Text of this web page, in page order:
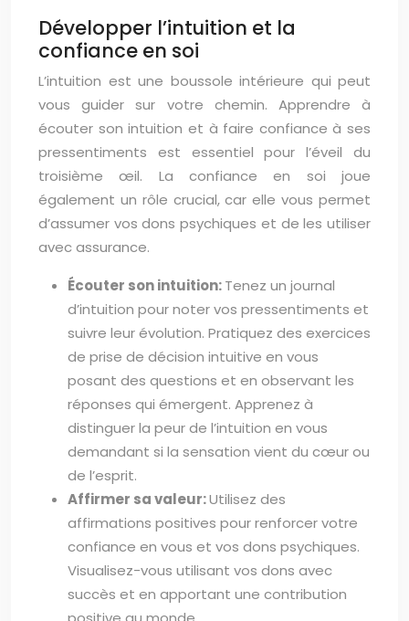
Développer l’intuition et la
confiance en soi
L’intuition est une boussole intérieure qui peut
vous guider sur votre chemin. Apprendre à
écouter son intuition et à faire confiance à ses
pressentiments est essentiel pour l’éveil du
troisième œil. La confiance en soi joue
également un rôle crucial, car elle vous permet
d’assumer vos dons psychiques et de les utiliser
avec assurance.
Écouter son intuition:Tenez un journal
d’intuition pour noter vos pressentiments et
suivre leur évolution. Pratiquez des exercices
de prise de décision intuitive en vous
posant des questions et en observant les
réponses qui émergent. Apprenez à
distinguer la peur de l’intuition en vous
demandant si la sensation vient du cœur ou
de l’esprit.
Affirmer sa valeur:Utilisez des
affirmations positives pour renforcer votre
confiance en vous et vos dons psychiques.
Visualisez-vous utilisant vos dons avec
succès et en apportant une contribution